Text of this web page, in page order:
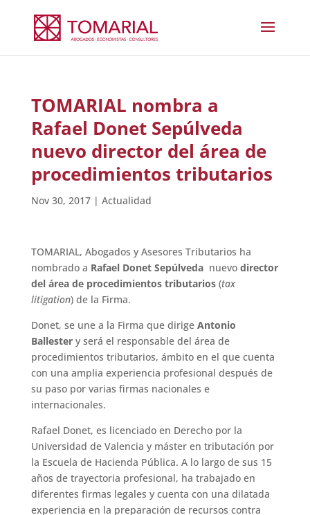
TOMARIAL nombra a
Rafael Donet Sepúlveda
nuevo director del área de
procedimientos tributarios
Nov 30, 2017| Actualidad
TOMARIAL, Abogados y Asesores Tributarios ha
nombrado a Rafael Donet Sepúlvedanuevo director
del área de procedimientos tributarios(tax
litigation) de la Firma.
Donet, se une a la Firma que dirige Antonio
Ballestery será el responsable del área de
procedimientos tributarios, ámbito en el que cuenta
con una amplia experiencia profesional después de
su paso por varias firmas nacionales e
internacionales.
Rafael Donet, es licenciado en Derecho por la
Universidad de Valencia y máster en tributación por
la Escuela de Hacienda Pública. A lo largo de sus 15
años de trayectoria profesional, ha trabajado en
diferentes firmas legales y cuenta con una dilatada
experiencia en la preparación de recursos contra